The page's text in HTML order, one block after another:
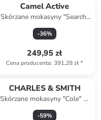
Camel Active
Skórzane mokasyny "Search"
w kolorze brązowym
-36%
249,95 zł
Cena producenta: 391,28 zł*
CHARLES & SMITH
Skórzane mokasyny "Cole" w
kolorze niebieskim
-59%